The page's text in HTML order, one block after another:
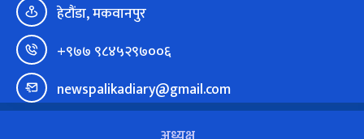
हेटौंडा, मकवानपुर
+९७७ ९८४५२९७००६
newspalikadiary@gmail.com